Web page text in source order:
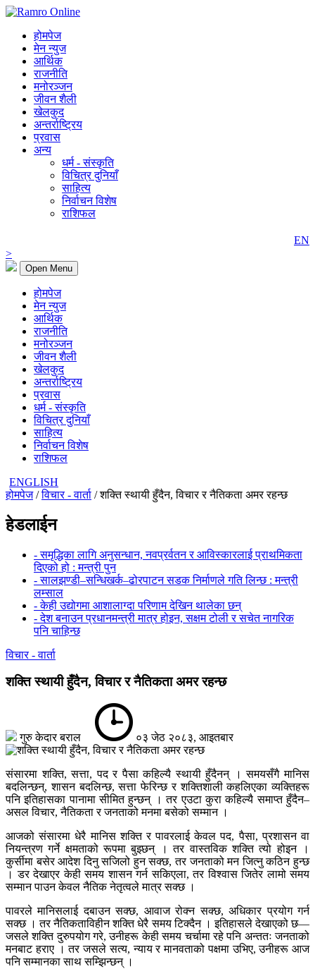
होमपेज
मेन न्युज
आर्थिक
राजनीति
मनोरञ्जन
जीवन शैली
खेलकुद
अन्तर्राष्ट्रिय
प्रवास
अन्य
धर्म - संस्कृति
विचित्र दुनियाँ
साहित्य
निर्वाचन विशेष
राशिफल
EN
>
Open Menu
होमपेज
मेन न्युज
आर्थिक
राजनीति
मनोरञ्जन
जीवन शैली
खेलकुद
अन्तर्राष्ट्रिय
प्रवास
धर्म - संस्कृति
विचित्र दुनियाँ
साहित्य
निर्वाचन विशेष
राशिफल
ENGLISH
होमपेज/विचार - वार्ता / शक्ति स्थायी हुँदैन, विचार र नैतिकता अमर रहन्छ
हेडलाईन
- समृद्धिका लागि अनुसन्धान, नवप्रर्वतन र आविस्कारलाई प्राथमिकता
दिएको हो : मन्त्री पुन
- सालझण्डी–सन्धिखर्क–ढोरपाटन सडक निर्माणले गति लिन्छ : मन्त्री
लम्साल
- केही उद्योगमा आशालाग्दा परिणाम देखिन थालेका छन्
- देश बनाउन प्रधानमन्त्री मात्र होइन, सक्षम टोली र सचेत नागरिक
पनि चाहिन्छ
विचार - वार्ता
शक्ति स्थायी हुँदैन, विचार र नैतिकता अमर रहन्छ
गुरु केदार बराल ०३ जेठ २०८३, आइतबार
संसारमा शक्ति, सत्ता, पद र पैसा कहिल्यै स्थायी हुँदैनन् । समयसँगै मानिस
बदलिन्छन्, शासन बदलिन्छ, सत्ता फेरिन्छ र शक्तिशाली कहलिएका व्यक्तिहरू
पनि इतिहासका पानामा सीमित हुन्छन् । तर एउटा कुरा कहिल्यै समाप्त हुँदैन–
असल विचार, नैतिकता र जनताको मनमा बसेको सम्मान ।
आजको संसारमा धेरै मानिस शक्ति र पावरलाई केवल पद, पैसा, प्रशासन वा
नियन्त्रण गर्ने क्षमताको रूपमा बुझ्छन् । तर वास्तविक शक्ति त्यो होइन ।
कुर्सीमा बसेर आदेश दिनु सजिलो हुन सक्छ, तर जनताको मन जित्नु कठिन हुन्छ
। डर देखाएर केही समय शासन गर्न सकिएला, तर विश्वास जितेर लामो समय
सम्मान पाउन केवल नैतिक नेतृत्वले मात्र सक्छ ।
पावरले मानिसलाई दबाउन सक्छ, आवाज रोक्न सक्छ, अधिकार प्रयोग गर्न
सक्छ । तर नैतिकताविहीन शक्ति धेरै समय टिक्दैन । इतिहासले देखाएको छ—
जसले शक्ति दुरुपयोग गरे, उनीहरू केही समय चर्चामा रहे पनि अन्ततः जनताको
मनबाट हराए । तर जसले सत्य, न्याय र मानवताको पक्षमा उभिए, उनीहरू आज
पनि सम्मानका साथ सम्झिन्छन् ।